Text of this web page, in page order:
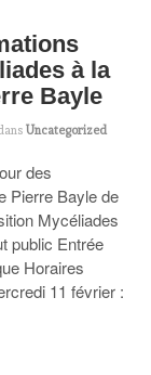
à la
Bayle
Uncategorized
des
Pierre Bayle de
Mycéliades
public Entrée
Horaires
11 février :